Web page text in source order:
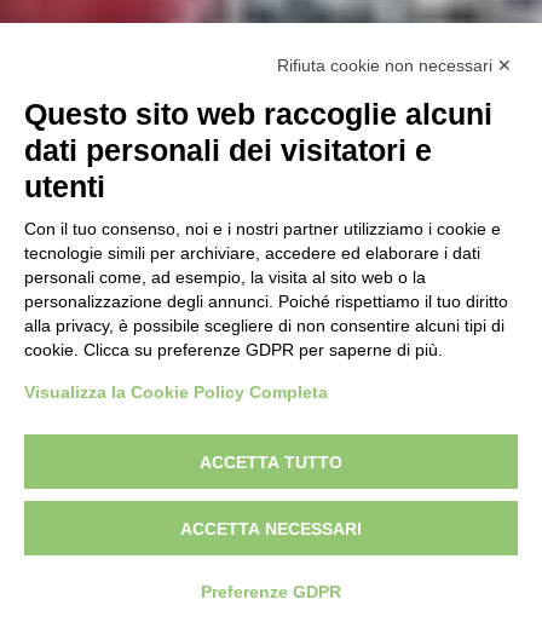
Rifiuta cookie non necessari ✕
Questo sito web raccoglie alcuni
dati personali dei visitatori e
utenti
Con il tuo consenso, noi e i nostri partner utilizziamo i cookie e
tecnologie simili per archiviare, accedere ed elaborare i dati
personali come, ad esempio, la visita al sito web o la
personalizzazione degli annunci. Poiché rispettiamo il tuo diritto
alla privacy, è possibile scegliere di non consentire alcuni tipi di
cookie. Clicca su preferenze GDPR per saperne di più.
Visualizza la Cookie Policy Completa
ACCETTA TUTTO
ACCETTA NECESSARI
Preferenze GDPR